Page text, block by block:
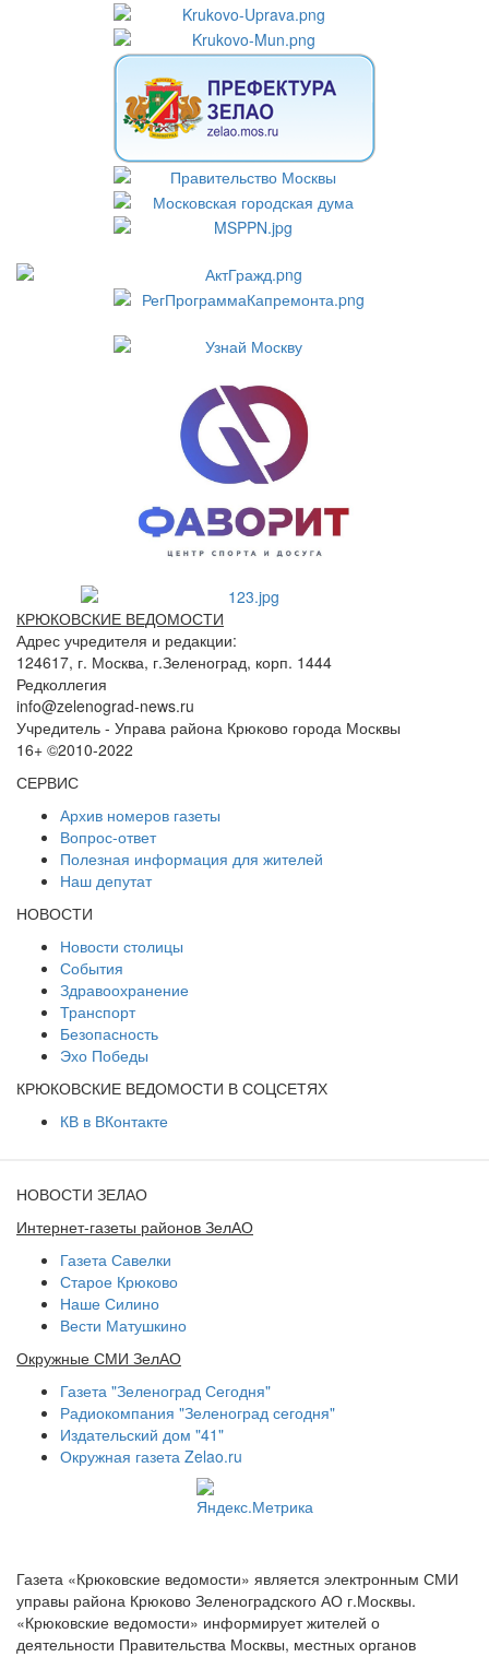
КРЮКОВСКИЕ ВЕДОМОСТИ
Адрес учредителя и редакции:
124617, г. Москва, г.Зеленоград, корп. 1444
Редколлегия
info@zelenograd-news.ru
Учредитель - Управа района Крюково города Москвы
16+ ©2010-2022
СЕРВИС
Архив номеров газеты
Вопрос-ответ
Полезная информация для жителей
Наш депутат
НОВОСТИ
Новости столицы
События
Здравоохранение
Транспорт
Безопасность
Эхо Победы
КРЮКОВСКИЕ ВЕДОМОСТИ В СОЦСЕТЯХ
КВ в ВКонтакте
НОВОСТИ ЗЕЛАО
Интернет-газеты районов ЗелАО
Газета Савелки
Старое Крюково
Наше Силино
Вести Матушкино
Окружные СМИ ЗелАО
Газета "Зеленоград Сегодня"
Радиокомпания "Зеленоград сегодня"
Издательский дом "41"
Окружная газета Zelao.ru
Газета «Крюковские ведомости» является электронным СМИ
управы района Крюково Зеленоградского АО г.Москвы.
«Крюковские ведомости» информирует жителей о
деятельности Правительства Москвы, местных органов